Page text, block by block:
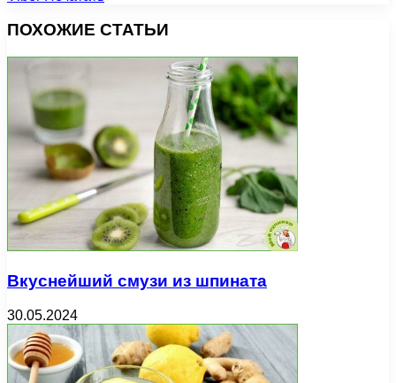
ПОХОЖИЕ СТАТЬИ
Вкуснейший смузи из шпината
30.05.2024